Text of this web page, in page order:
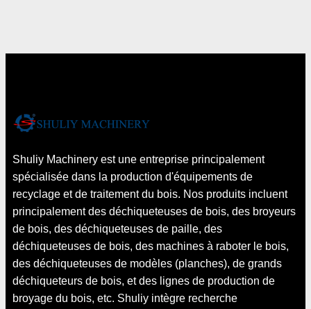
Shuliy Machinery est une entreprise principalement
spécialisée dans la production d'équipements de
recyclage et de traitement du bois. Nos produits incluent
principalement des déchiqueteuses de bois, des broyeurs
de bois, des déchiqueteuses de paille, des
déchiqueteuses de bois, des machines à raboter le bois,
des déchiqueteuses de modèles (planches), de grands
déchiqueteurs de bois, et des lignes de production de
broyage du bois, etc. Shuliy intègre recherche